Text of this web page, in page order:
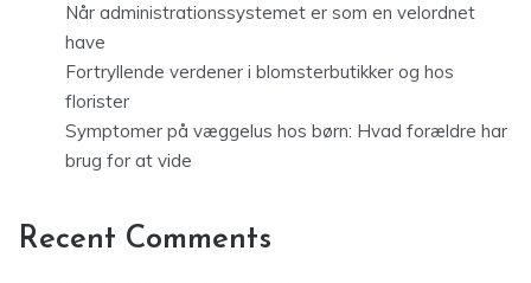
Når administrationssystemet er som en velordnet
have
Fortryllende verdener i blomsterbutikker og hos
florister
Symptomer på væggelus hos børn: Hvad forældre har
brug for at vide
Recent Comments